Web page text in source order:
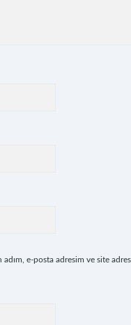
e-posta adresim ve site